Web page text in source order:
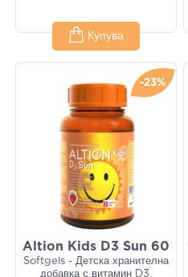
Купува
-23%
Altion Kids D3 Sun 60
Softgels - Детска хранителна
добавка с витамин D3,